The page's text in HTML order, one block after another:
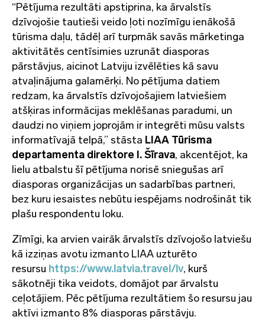
“Pētījuma rezultāti apstiprina, ka ārvalstīs
dzīvojošie tautieši veido ļoti nozīmīgu ienākošā
tūrisma daļu, tādēļ arī turpmāk savās mārketinga
aktivitātēs centīsimies uzrunāt diasporas
pārstāvjus, aicinot Latviju izvēlēties kā savu
atvaļinājuma galamērķi. No pētījuma datiem
redzam, ka ārvalstīs dzīvojošajiem latviešiem
atšķiras informācijas meklēšanas paradumi, un
daudzi no viņiem joprojām ir integrēti mūsu valsts
informatīvajā telpā,” stāsta LIAA Tūrisma
departamenta direktore I. Šīrava, akcentējot, ka
lielu atbalstu šī pētījuma norisē sniegušas arī
diasporas organizācijas un sadarbības partneri,
bez kuru iesaistes nebūtu iespējams nodrošināt tik
plašu respondentu loku.
Zīmīgi, ka arvien vairāk ārvalstīs dzīvojošo latviešu
kā izziņas avotu izmanto LIAA uzturēto
resursu https://www.latvia.travel/lv, kurš
sākotnēji tika veidots, domājot par ārvalstu
ceļotājiem. Pēc pētījuma rezultātiem šo resursu jau
aktīvi izmanto 8% diasporas pārstāvju.